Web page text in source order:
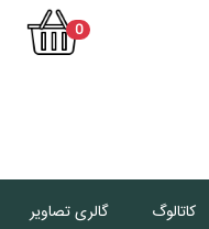
0
کاتالوگ گالری تصاویر